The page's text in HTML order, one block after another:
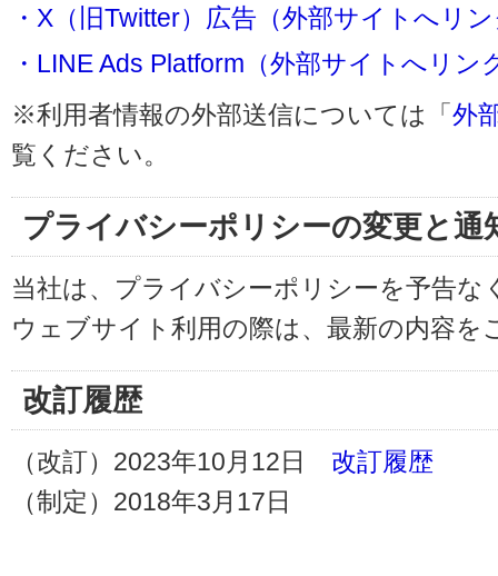
・X（旧Twitter）広告（外部サイトへリ
・LINE Ads Platform（外部サイトへリン
※利用者情報の外部送信については「外
覧ください。
プライバシーポリシーの変更と通
当社は、プライバシーポリシーを予告
ウェブサイト利用の際は、最新の内容を
改訂履歴
（改訂）2023年10月12日 改訂履歴
（制定）2018年3月17日